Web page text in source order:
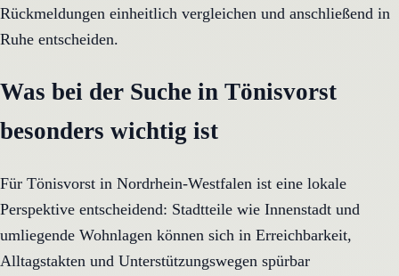
Rückmeldungen einheitlich vergleichen und anschließend in
Ruhe entscheiden.
Was bei der Suche in Tönisvorst
besonders wichtig ist
Für Tönisvorst in Nordrhein-Westfalen ist eine lokale
Perspektive entscheidend: Stadtteile wie Innenstadt und
umliegende Wohnlagen können sich in Erreichbarkeit,
Alltagstakten und Unterstützungswegen spürbar